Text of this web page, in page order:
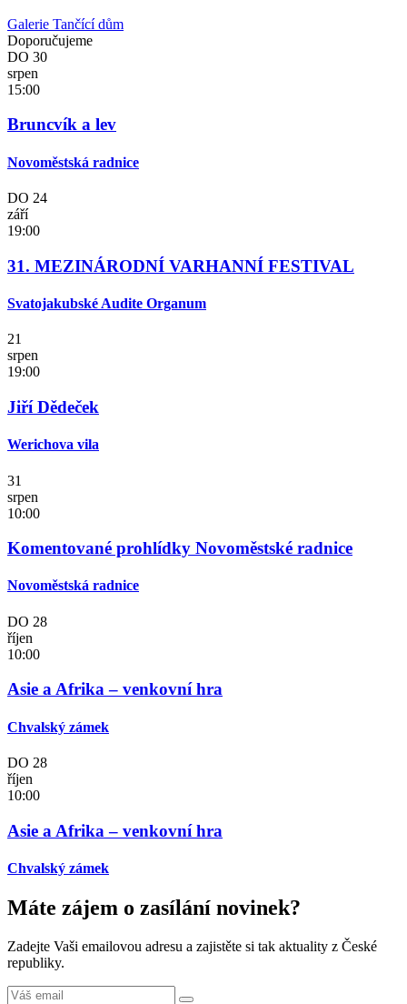
Galerie Tančící dům
Doporučujeme
DO 30
srpen
15:00
Bruncvík a lev
Novoměstská radnice
DO 24
září
19:00
31. MEZINÁRODNÍ VARHANNÍ FESTIVAL
Svatojakubské Audite Organum
21
srpen
19:00
Jiří Dědeček
Werichova vila
31
srpen
10:00
Komentované prohlídky Novoměstské radnice
Novoměstská radnice
DO 28
říjen
10:00
Asie a Afrika – venkovní hra
Chvalský zámek
DO 28
říjen
10:00
Asie a Afrika – venkovní hra
Chvalský zámek
Máte zájem o zasílání novinek?
Zadejte Vaši emailovou adresu a zajistěte si tak aktuality z České
republiky.